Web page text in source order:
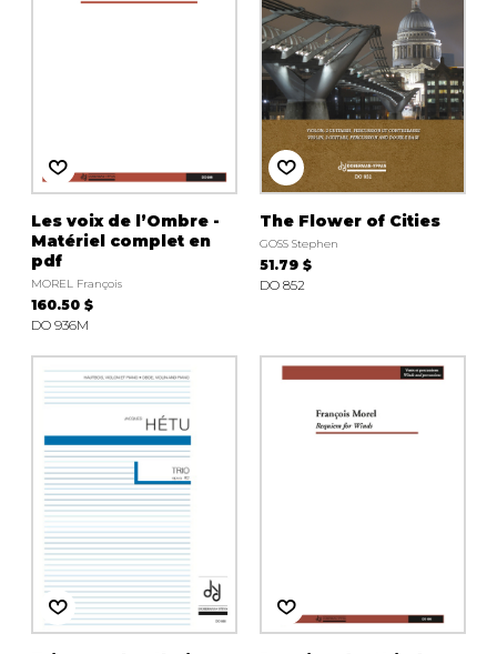
Les voix de l’Ombre -
Matériel complet en
pdf
MOREL François
160.50 $
DO 936M
The Flower of Cities
GOSS Stephen
51.79 $
DO 852